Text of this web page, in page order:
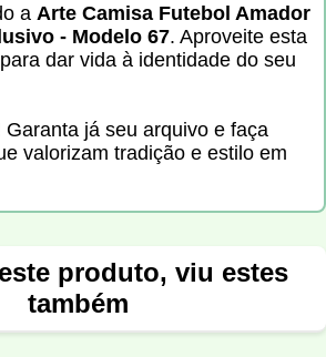
a Arte Camisa Futebol Amador
- Modelo 67. Aproveite esta
dar vida à identidade do seu
já seu arquivo e faça
valorizam tradição e estilo em
produto, viu estes
também